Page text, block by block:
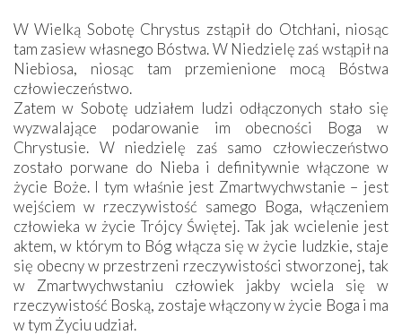
W Wielką Sobotę Chrystus zstąpił do Otchłani, niosąc
tam zasiew własnego Bóstwa. W Niedzielę zaś wstąpił na
Niebiosa, niosąc tam przemienione mocą Bóstwa
człowieczeństwo.
Zatem w Sobotę udziałem ludzi odłączonych stało się
wyzwalające podarowanie im obecności Boga w
Chrystusie. W niedzielę zaś samo człowieczeństwo
zostało porwane do Nieba i definitywnie włączone w
życie Boże. I tym właśnie jest Zmartwychwstanie – jest
wejściem w rzeczywistość samego Boga, włączeniem
człowieka w życie Trójcy Świętej. Tak jak wcielenie jest
aktem, w którym to Bóg włącza się w życie ludzkie, staje
się obecny w przestrzeni rzeczywistości stworzonej, tak
w Zmartwychwstaniu człowiek jakby wciela się w
rzeczywistość Boską, zostaje włączony w życie Boga i ma
w tym Życiu udział.